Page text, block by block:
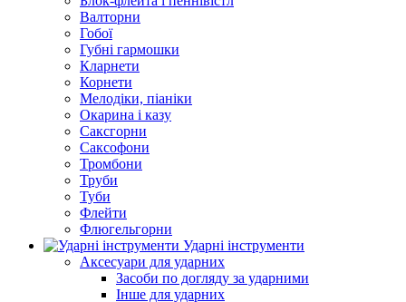
Валторни
Гобої
Губні гармошки
Кларнети
Корнети
Мелодіки, піаніки
Окарина і казу
Саксгорни
Саксофони
Тромбони
Труби
Туби
Флейти
Флюгельгорни
Ударні інструменти
Аксесуари для ударних
Засоби по догляду за ударними
Інше для ударних